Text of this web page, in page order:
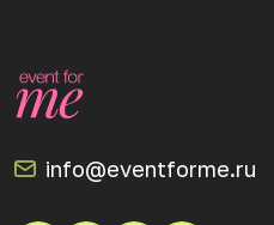
info@eventforme.ru